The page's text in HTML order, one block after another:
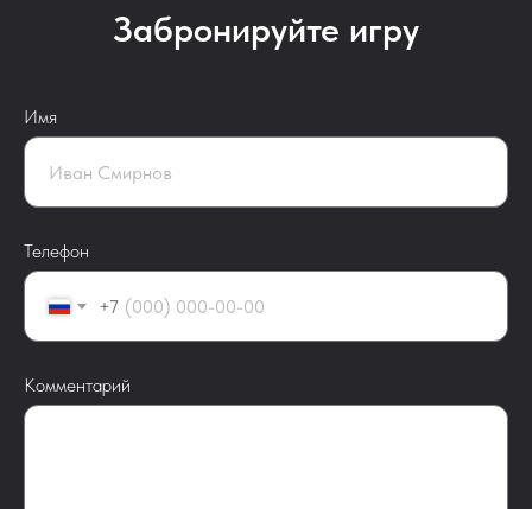
Забронируйте игру
Имя
Телефон
+7
Комментарий